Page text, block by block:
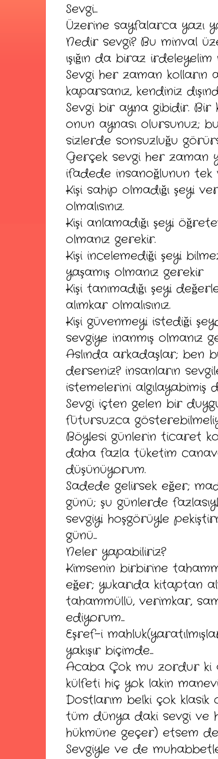
Sevgi...
Üzerine sayfalarca yazı
Nedir sevgi? Bu minval
ışığın da biraz
Sevgi her zaman kolların
kaparsanız, kendiniz
Sevgi bir ayna gibidir. Bir
onun aynası olursunuz;
sizlerde sonsuzluğu
Gerçek sevgi her zaman
ifadede insanoğlunun tek
Kişi sahip olmadığı şeyi
olmalısınız.
Kişi anlamadığı şeyi
olmanız gerekir.
Kişi incelemediği şeyi
yaşamış olmanız gerekir
Kişi tanımadığı şeyi
alımkar olmalısınız.
Kişi güvenmeyi istediği
sevgiye inanmış olmanız
Aslında arkadaşlar; ben
derseniz? insanların
istemelerini algılayabimiş
Sevgi içten gelen bir
fütursuzca
Böylesi günlerin ticaret
daha fazla tüketim
düşünüyorum.
Sadede gelirsek eğer;
günü; şu günlerde
sevgiyi hoşgörüyle
günü...
Neler yapabiliriz?
Kimsenin birbirine
eğer; yukarıda kitaptan
tahammüllü, verimkar,
ediyorum...
Eşref-i
yakışır biçimde...
Acaba Çok mu zordur ki
külfeti hiç yok lakin
Dostlarım belki çok
tüm dünya daki sevgi ve
hükmüne geçer) etsem
Sevgiyle ve de